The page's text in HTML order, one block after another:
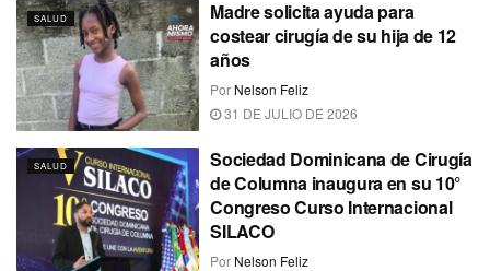
SALUD
Madre solicita ayuda para
costear cirugía de su hija de 12
años
Por Nelson Feliz
31 DE JULIO DE 2026
SALUD
Sociedad Dominicana de Cirugía
de Columna inaugura en su 10°
Congreso Curso Internacional
SILACO
Por Nelson Feliz